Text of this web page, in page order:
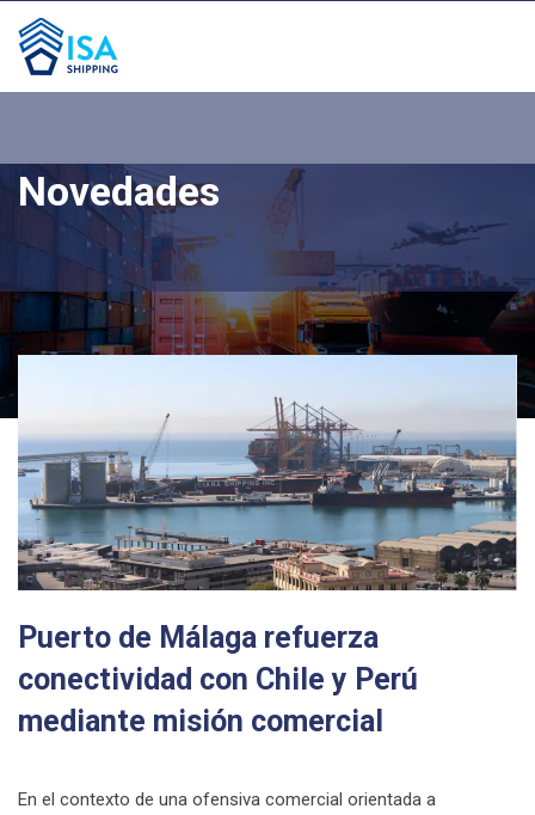
Novedades
Puerto de Málaga refuerza
conectividad con Chile y Perú
mediante misión comercial
En el contexto de una ofensiva comercial orientada a